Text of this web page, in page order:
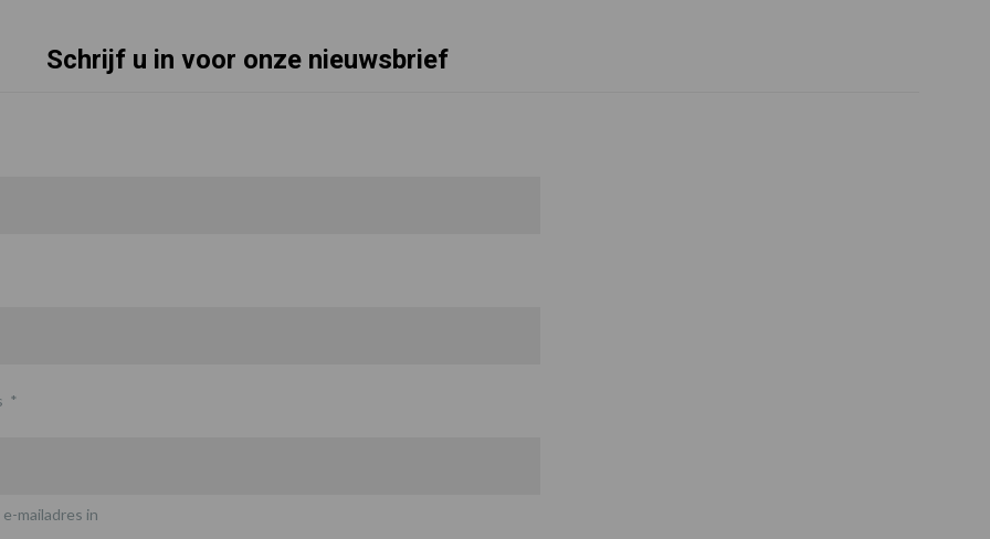
Schrijf u in voor onze nieuwsbrief
*
mailadres in